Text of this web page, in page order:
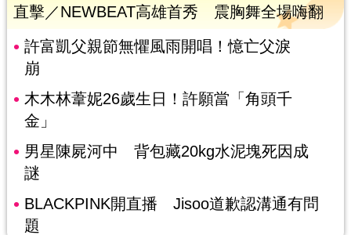
直擊／NEWBEAT高雄首秀 震胸舞全場嗨翻
許富凱父親節無懼風雨開唱！憶亡父淚
崩
木木林葦妮26歲生日！許願當「角頭千
金」
男星陳屍河中 背包藏20kg水泥塊死因成
謎
BLACKPINK開直播 Jisoo道歉認溝通有問
題